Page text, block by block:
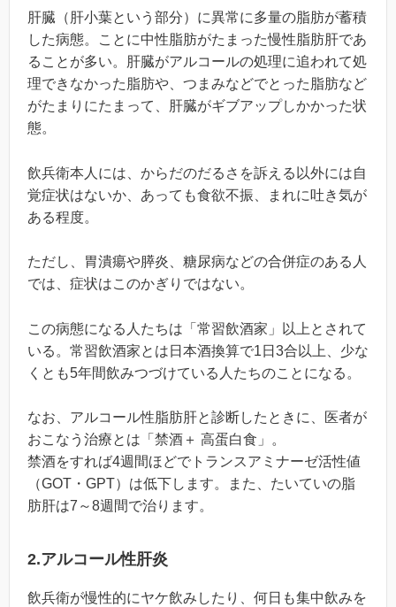
肝臓（肝小葉という部分）に異常に多量の脂肪が蓄積
した病態。ことに中性脂肪がたまった慢性脂肪肝であ
ることが多い。肝臓がアルコールの処理に追われて処
理できなかった脂肪や、つまみなどでとった脂肪など
がたまりにたまって、肝臓がギブアップしかかった状
態。
飲兵衛本人には、からだのだるさを訴える以外には自
覚症状はないか、あっても食欲不振、まれに吐き気が
ある程度。
ただし、胃潰瘍や膵炎、糖尿病などの合併症のある人
では、症状はこのかぎりではない。
この病態になる人たちは「常習飲酒家」以上とされて
いる。常習飲酒家とは日本酒換算で1日3合以上、少な
くとも5年間飲みつづけている人たちのことになる。
なお、アルコール性脂肪肝と診断したときに、医者が
おこなう治療とは「禁酒＋ 高蛋白食」。
禁酒をすれば4週間ほどでトランスアミナーゼ活性値
（GOT・GPT）は低下します。また、たいていの脂
肪肝は7～8週間で治ります。
2.アルコール性肝炎
飲兵衛が慢性的にヤケ飲みしたり、何日も集中飲みを